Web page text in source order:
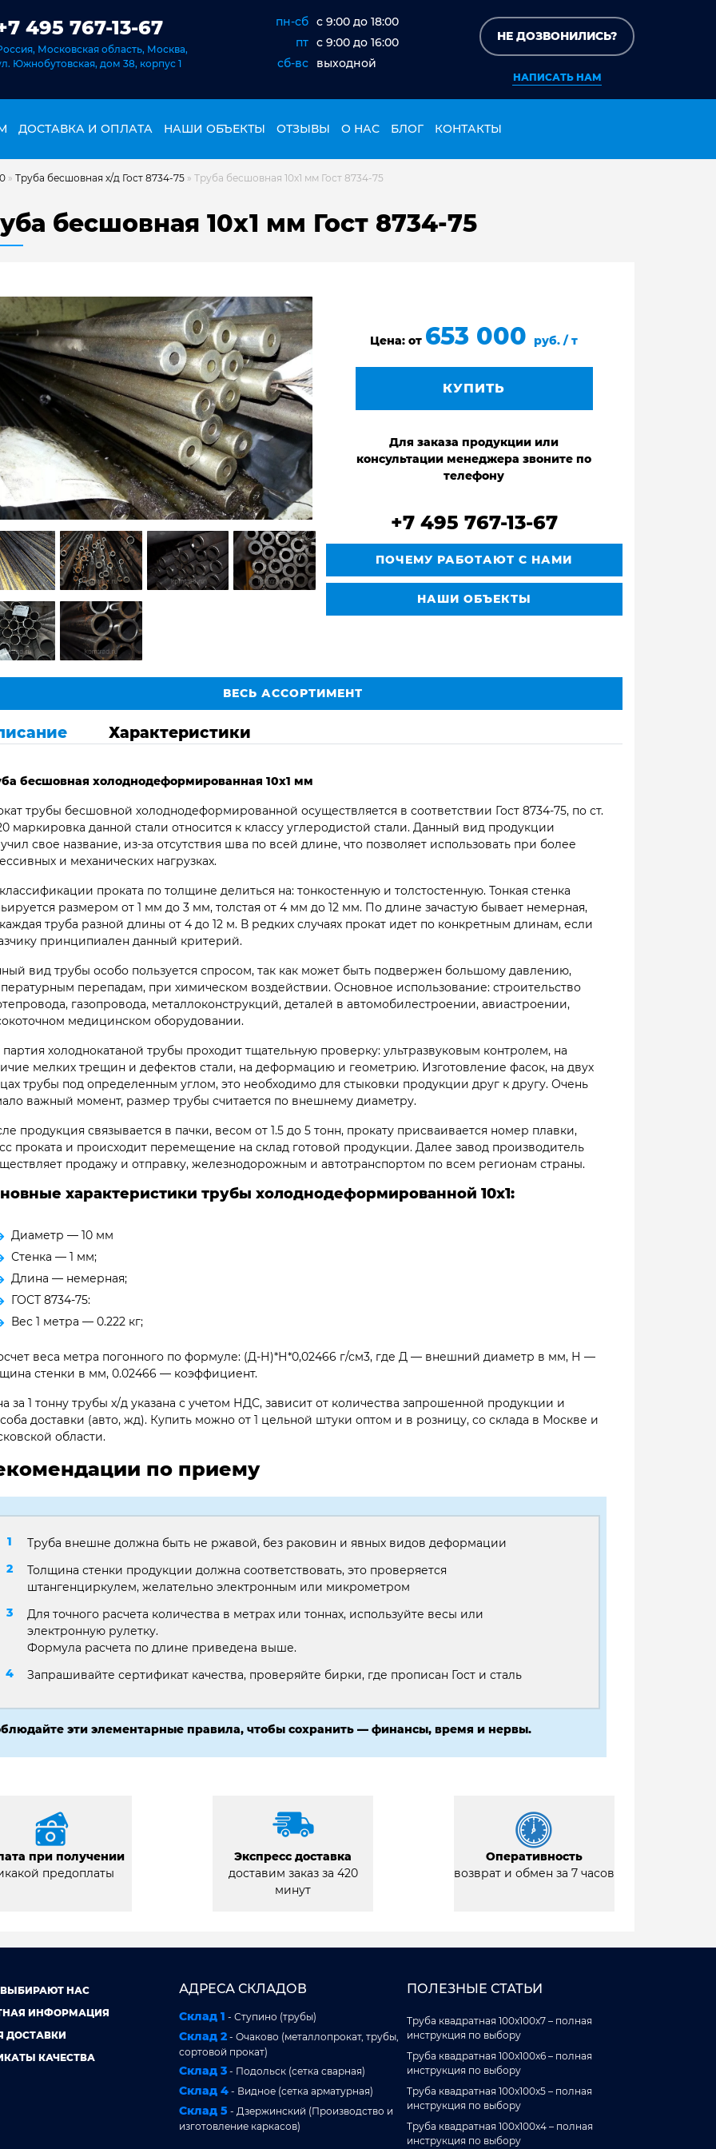
495 767-13-67
Московская область, Москва,
Южнобутовская, дом 38, корпус 1
пн-сб c 9:00 до 18:00
пт c 9:00 до 16:00
сб-вс
выходной
НЕ ДОЗВОНИЛИСЬ?
НАПИСАТЬ НАМ
ДОСТАВКА И ОПЛАТА НАШИ ОБЪЕКТЫ ОТЗЫВЫ О НАС БЛОГ КОНТАКТЫ
» Труба бесшовная х/д Гост 8734-75 » Труба бесшовная 10х1 мм Гост 8734-75
бесшовная 10х1 мм Гост 8734-75
Цена: от 653 000руб. / т
КУПИТЬ
Для заказа продукции или
консультации менеджера звоните по
телефону
+7 495 767-13-67
ПОЧЕМУ РАБОТАЮТ С НАМИ
НАШИ ОБЪЕКТЫ
ВЕСЬ АССОРТИМЕНТ
Характеристики
бесшовная холоднодеформированная 10х1 мм
трубы бесшовной холоднодеформированной осуществляется в соответствии Гост 8734-75, по ст.
маркировка данной стали относится к классу углеродистой стали. Данный вид продукции
свое название, из-за отсутствия шва по всей длине, что позволяет использовать при более
и механических нагрузках.
проката по толщине делиться на: тонкостенную и толстостенную. Тонкая стенка
размером от 1 мм до 3 мм, толстая от 4 мм до 12 мм. По длине зачастую бывает немерная,
каждая труба разной длины от 4 до 12 м. В редких случаях прокат идет по конкретным длинам, если
принципиален данный критерий.
вид трубы особо пользуется спросом, так как может быть подвержен большому давлению,
перепадам, при химическом воздействии. Основное использование: строительство
газопровода, металлоконструкций, деталей в автомобилестроении, авиастроении,
медицинском оборудовании.
партия холоднокатаной трубы проходит тщательную проверку: ультразвуковым контролем, на
мелких трещин и дефектов стали, на деформацию и геометрию. Изготовление фасок, на двух
трубы под определенным углом, это необходимо для стыковки продукции друг к другу. Очень
важный момент, размер трубы считается по внешнему диаметру.
продукция связывается в пачки, весом от 1.5 до 5 тонн, прокату присваивается номер плавки,
проката и происходит перемещение на склад готовой продукции. Далее завод производитель
продажу и отправку, железнодорожным и автотранспортом по всем регионам страны.
характеристики трубы холоднодеформированной 10х1:
Диаметр — 10 мм
Стенка — 1 мм;
Длина — немерная;
ГОСТ 8734-75:
Вес 1 метра — 0.222 кг;
веса метра погонного по формуле: (Д-Н)*Н*0,02466 г/см3, где Д — внешний диаметр в мм, Н —
стенки в мм, 0.02466 — коэффициент.
за 1 тонну трубы х/д указана с учетом НДС, зависит от количества запрошенной продукции и
доставки (авто, жд). Купить можно от 1 цельной штуки оптом и в розницу, со склада в Москве и
области.
по приему
Труба внешне должна быть не ржавой, без раковин и явных видов деформации
Толщина стенки продукции должна соответствовать, это проверяется
штангенциркулем, желательно электронным или микрометром
Для точного расчета количества в метрах или тоннах, используйте весы или
электронную рулетку.
Формула расчета по длине приведена выше.
Запрашивайте сертификат качества, проверяйте бирки, где прописан Гост и сталь
эти элементарные правила, чтобы сохранить — финансы, время и нервы.
при получении
предоплаты
Экспресс доставка
доставим заказ за 420
минут
Оперативность
возврат и обмен за 7 часов
НАС
ИНФОРМАЦИЯ
ДОСТАВКИ
КАЧЕСТВА
АДРЕСА СКЛАДОВ
Склад 1 - Ступино (трубы)
Склад 2 - Очаково (металлопрокат, трубы,
сортовой прокат)
Склад 3 - Подольск (сетка сварная)
Склад 4 - Видное (сетка арматурная)
Склад 5 - Дзержинский (Производство и
изготовление каркасов)
ПОЛЕЗНЫЕ СТАТЬИ
Труба квадратная 100x100x7 – полная
инструкция по выбору
Труба квадратная 100x100x6 – полная
инструкция по выбору
Труба квадратная 100x100x5 – полная
инструкция по выбору
Труба квадратная 100x100x4 – полная
инструкция по выбору